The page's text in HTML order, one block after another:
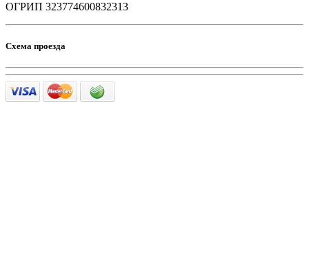
ОГРИП 323774600832313
Схема проезда